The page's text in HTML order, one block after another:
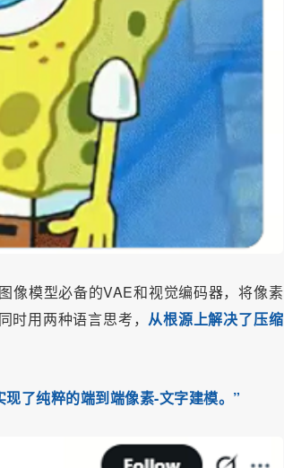
像模型必备的VAE和视觉编码器，将像素
时用两种语言思考， 从根源上解决了压缩
现了纯粹的端到端像素-文字建模。”